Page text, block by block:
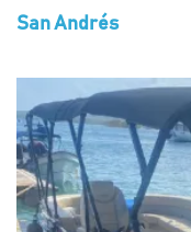
San Andrés